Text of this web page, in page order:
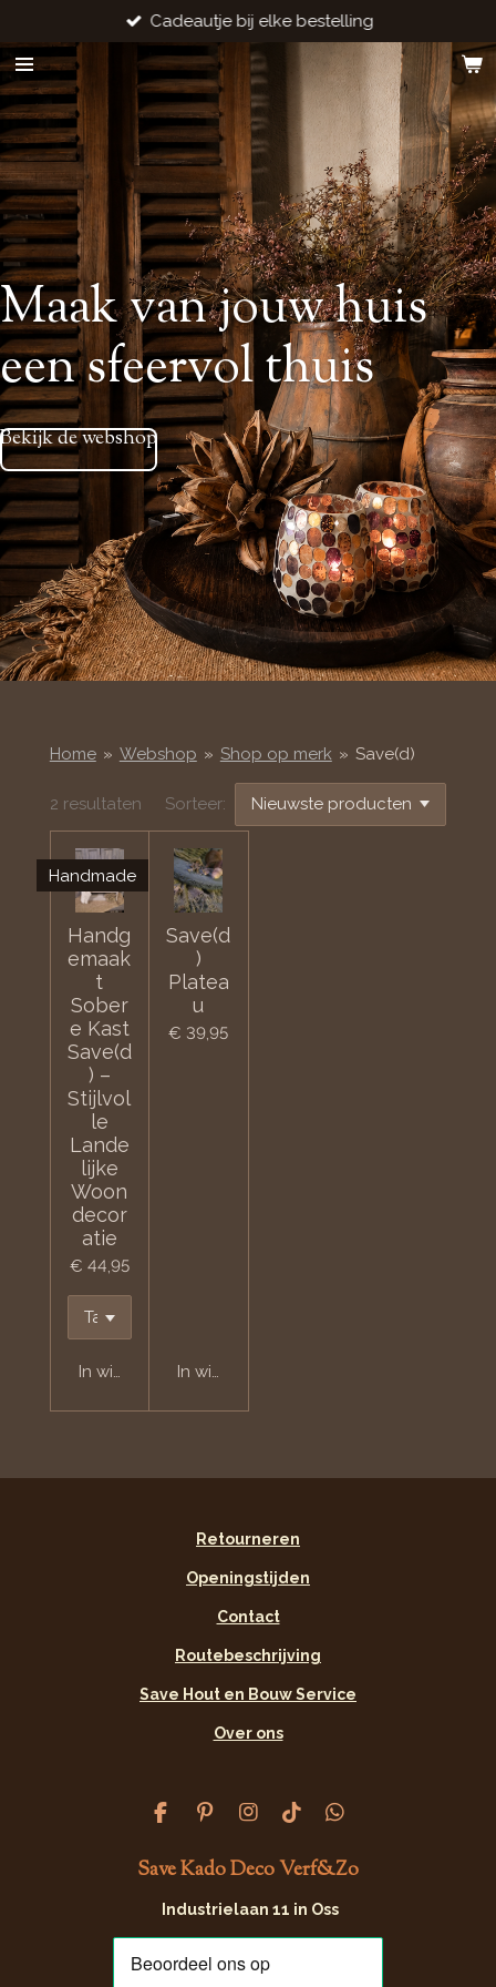
direct
naar
de
hoofdinhoud
Cadeautje bij elke bestelling
Maak van jouw huis
een sfeervol thuis
Bekijk de webshop
Home » Webshop » Shop op merk » Save(d)
2 resultaten Sorteer:
Handmade
Handg
emaak
t
Sober
e Kast
Save(d
) –
Stijlvol
le
Lande
lijke
Woon
decor
atie
€ 44,95
In winkelwagen
Save(d
)
Platea
u
€ 39,95
In winkelwagen
Retourneren
Openingstijden
Contact
Routebeschrijving
Save Hout en Bouw Service
Over ons
F
c
e
b
o
o
k
P
n
t
e
r
e
s
I
s
t
a
g
r
a
T
k
T
o
k
W
a
t
s
A
p
Save Kado Deco Verf&Zo
Industrielaan 11 in Oss